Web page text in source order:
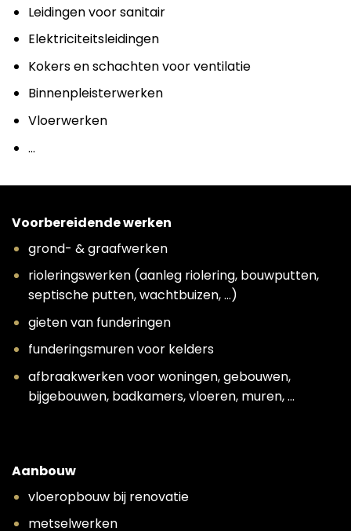
Leidingen voor sanitair
Elektriciteitsleidingen
Kokers en schachten voor ventilatie
Binnenpleisterwerken
Vloerwerken
…
Voorbereidende werken
grond- & graafwerken
rioleringswerken (aanleg riolering, bouwputten,
septische putten, wachtbuizen, …)
gieten van funderingen
funderingsmuren voor kelders
afbraakwerken voor woningen, gebouwen,
bijgebouwen, badkamers, vloeren, muren, …
Aanbouw
vloeropbouw bij renovatie
metselwerken